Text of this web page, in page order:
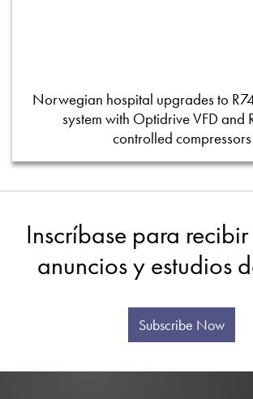
Norwegian hospital upgrades to
system with Optidrive VFD and
controlled compressors
Inscríbase para
anuncios y estudios
Subscribe Now